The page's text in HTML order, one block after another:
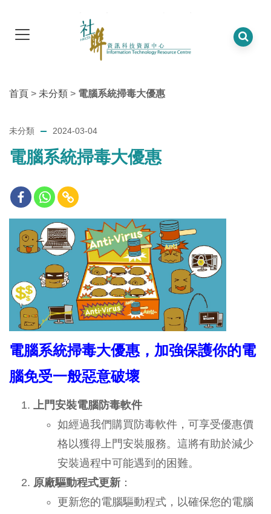
首頁 > 未分類 > 電腦系統掃毒大優惠
未分類 2024-03-04
電腦系統掃毒大優惠
電腦系統掃毒大優惠，加強保護你的電
腦免受一般惡意破壞
上門安裝電腦防毒軟件
如經過我們購買防毒軟件，可享受優惠價
格以獲得上門安裝服務。這將有助於減少
安裝過程中可能遇到的困難。
原廠驅動程式更新 ：
更新您的電腦驅動程式，以確保您的電腦